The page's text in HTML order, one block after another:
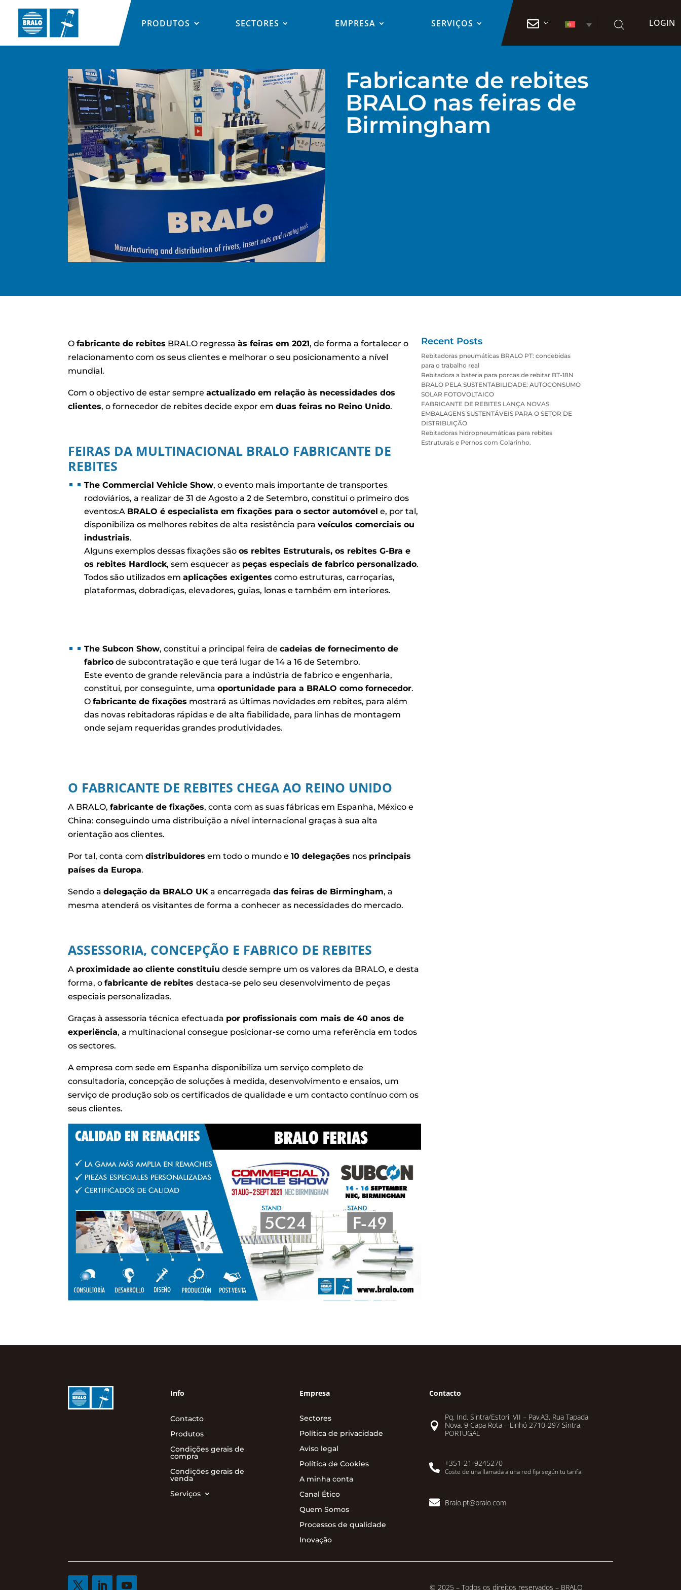
PRODUTOS SECTORES EMPRESA SERVIÇOS  LOGIN
Fabricante de rebites
BRALO nas feiras de
Birmingham
Ofabricante de rebites BRALO regressaàs feiras em 2021, de forma a fortalecer o
relacionamento com os seus clientes e melhorar o seu posicionamento a nível
mundial.
Com o objectivo de estar sempreactualizado em relação às necessidades dos
clientes, o fornecedor de rebites decide expor emduas feiras no Reino Unido.
FEIRAS DA MULTINACIONAL BRALO FABRICANTE DE
REBITES
The Commercial Vehicle Show, o evento mais importante de transportes
rodoviários, a realizar de 31 de Agosto a 2 de Setembro, constitui o primeiro dos
eventos:A BRALO é especialista em fixações para o sector automóvel e, por tal,
disponibiliza os melhores rebites de alta resistência paraveículos comerciais ou
industriais.
Alguns exemplos dessas fixações sãoos rebites Estruturais, os rebites G-Bra e
os rebites Hardlock, sem esquecer as peças especiais de fabrico personalizado.
Todos são utilizados emaplicações exigentes como estruturas, carroçarias,
plataformas, dobradiças, elevadores, guias, lonas e também em interiores.
The Subcon Show, constitui a principal feira decadeias de fornecimento de
fabrico de subcontratação e que terá lugar de 14 a 16 de Setembro.
Este evento de grande relevância para a indústria de fabrico e engenharia,
constitui, por conseguinte, umaoportunidade para a BRALO como fornecedor.
Ofabricante de fixações mostrará as últimas novidades em rebites, para além
das novas rebitadoras rápidas e de alta fiabilidade, para linhas de montagem
onde sejam requeridas grandes produtividades.
O FABRICANTE DE REBITES CHEGA AO REINO UNIDO
A BRALO,fabricante de fixações, conta com as suas fábricas em Espanha, México e
China: conseguindo uma distribuição a nível internacional graças à sua alta
orientação aos clientes.
Por tal, conta comdistribuidores em todo o mundo e10 delegações nos principais
países da Europa.
Sendo adelegação da BRALO UK a encarregadadas feiras de Birmingham, a
mesma atenderá os visitantes de forma a conhecer as necessidades do mercado.
ASSESSORIA, CONCEPÇÃO E FABRICO DE REBITES
A proximidade ao cliente constituiu desde sempre um os valores da BRALO, e desta
forma, ofabricante de rebitesdestaca-se pelo seu desenvolvimento de peças
especiais personalizadas.
Graças à assessoria técnica efectuada por profissionais com mais de 40 anos de
experiência, a multinacional consegue posicionar-se como uma referência em todos
os sectores.
A empresa com sede em Espanha disponibiliza um serviço completo de
consultadoria, concepção de soluções à medida, desenvolvimento e ensaios, um
serviço de produção sob os certificados de qualidade e um contacto contínuo com os
seus clientes.
Recent Posts
Rebitadoras pneumáticas BRALO PT: concebidas
para o trabalho real
Rebitadora a bateria para porcas de rebitar BT-18N
BRALO PELA SUSTENTABILIDADE: AUTOCONSUMO
SOLAR FOTOVOLTAICO
FABRICANTE DE REBITES LANÇA NOVAS
EMBALAGENS SUSTENTÁVEIS PARA O SETOR DE
DISTRIBUIÇÃO
Rebitadoras hidropneumáticas para rebites
Estruturais e Pernos com Colarinho.
Info
Contacto
Produtos
Condições gerais de
compra
Condições gerais de
venda
Serviços
Empresa
Sectores
Política de privacidade
Aviso legal
Política de Cookies
A minha conta
Canal Ético
Quem Somos
Processos de qualidade
Inovação
Contacto

Pq. Ind. Sintra/Estoril VII – Pav.A3, Rua Tapada
Nova, 9 Capa Rota – Linhó 2710-297 Sintra,
PORTUGAL
 +351-21-9245270
Coste de una llamada a una red fija según tu tarifa.
 Bralo.pt@bralo.com
© 2025 – Todos os direitos reservados – BRALO